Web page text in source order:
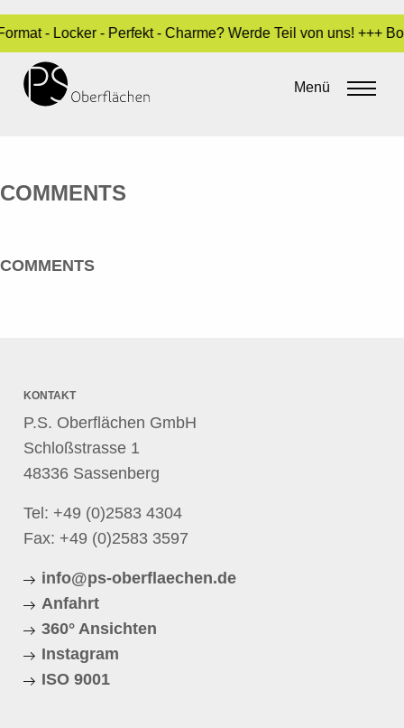
- Locker - Perfekt - Charme? Werde Teil von uns!
Menü
SCHLAGHECK DESIGN GMBH
admin•20. Mai 2016
COMMENTS
COMMENTS
KONTAKT
P.S. Oberflächen GmbH
Schloßstrasse 1
48336 Sassenberg
Tel: +49 (0)2583 4304
Fax: +49 (0)2583 3597
info@ps-oberflaechen.de
Anfahrt
360° Ansichten
Instagram
ISO 9001